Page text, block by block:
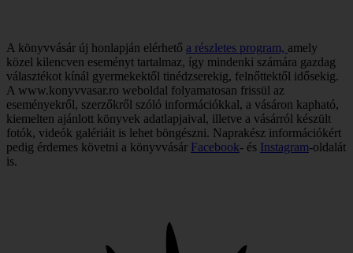
A könyvvásár új honlapján elérhető a részletes program, amely
közel kilencven eseményt tartalmaz, így mindenki számára gazdag
választékot kínál gyermekektől tinédzserekig, felnőttektől idősekig.
A www.konyvvasar.ro weboldal folyamatosan frissül az
eseményekről, szerzőkről szóló információkkal, a vásáron kapható,
kiemelten ajánlott könyvek adatlapjaival, illetve a vásárról készült
fotók, videók galériáit is lehet böngészni. Naprakész információkért
pedig érdemes követni a könyvvásár Facebook- és Instagram-oldalát
is.